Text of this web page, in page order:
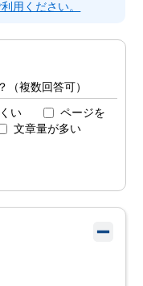
用ください。
（複数回答可）
い
ページを
文章量が多い